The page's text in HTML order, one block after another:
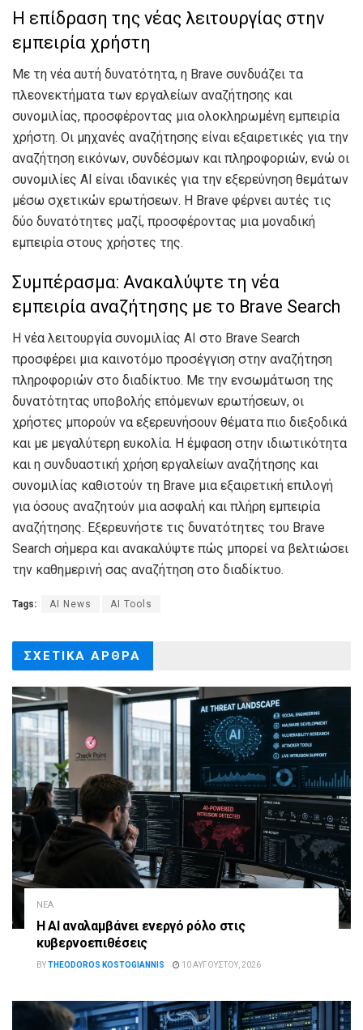
Η επίδραση της νέας λειτουργίας στην
εμπειρία χρήστη
Με τη νέα αυτή δυνατότητα, η Brave συνδυάζει τα
πλεονεκτήματα των εργαλείων αναζήτησης και
συνομιλίας, προσφέροντας μια ολοκληρωμένη εμπειρία
χρήστη. Οι μηχανές αναζήτησης είναι εξαιρετικές για την
αναζήτηση εικόνων, συνδέσμων και πληροφοριών, ενώ οι
συνομιλίες AI είναι ιδανικές για την εξερεύνηση θεμάτων
μέσω σχετικών ερωτήσεων. Η Brave φέρνει αυτές τις
δύο δυνατότητες μαζί, προσφέροντας μια μοναδική
εμπειρία στους χρήστες της.
Συμπέρασμα: Ανακαλύψτε τη νέα
εμπειρία αναζήτησης με το Brave Search
Η νέα λειτουργία συνομιλίας AI στο Brave Search
προσφέρει μια καινοτόμο προσέγγιση στην αναζήτηση
πληροφοριών στο διαδίκτυο. Με την ενσωμάτωση της
δυνατότητας υποβολής επόμενων ερωτήσεων, οι
χρήστες μπορούν να εξερευνήσουν θέματα πιο διεξοδικά
και με μεγαλύτερη ευκολία. Η έμφαση στην ιδιωτικότητα
και η συνδυαστική χρήση εργαλείων αναζήτησης και
συνομιλίας καθιστούν τη Brave μια εξαιρετική επιλογή
για όσους αναζητούν μια ασφαλή και πλήρη εμπειρία
αναζήτησης. Εξερευνήστε τις δυνατότητες του Brave
Search σήμερα και ανακαλύψτε πώς μπορεί να βελτιώσει
την καθημερινή σας αναζήτηση στο διαδίκτυο.
Tags: AI News AI Tools
ΣΧΕΤΙΚΑ ΑΡΘΡΑ
ΝΈΑ
Η AI αναλαμβάνει ενεργό ρόλο στις
κυβερνοεπιθέσεις
BYTHEODOROS KOSTOGIANNIS 10 ΑΥΓΟΎΣΤΟΥ, 2026